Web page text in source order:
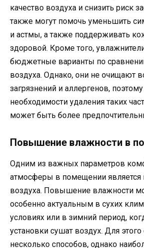
качество воздуха и снизить риск
также могут помочь уменьшить
и астмы, а также поддерживать
здоровой. Кроме того,
бюджетные варианты по
воздуха. Однако, они не очищают
загрязнений и аллергенов,
необходимости удаления таких
может быть более
Повышение влажности в
Одним из важных параметров
атмосферы в помещении является
воздуха. Повышение влажности
особенно актуальным в сухих
условиях или в зимний период,
установки сушат воздух. Для
несколько способов, однако